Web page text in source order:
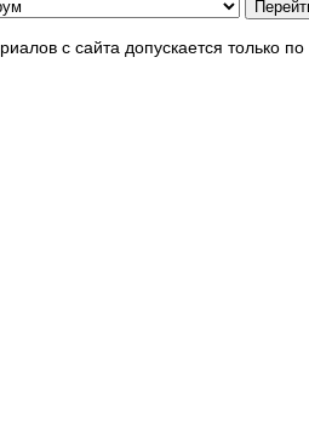
с сайта допускается только